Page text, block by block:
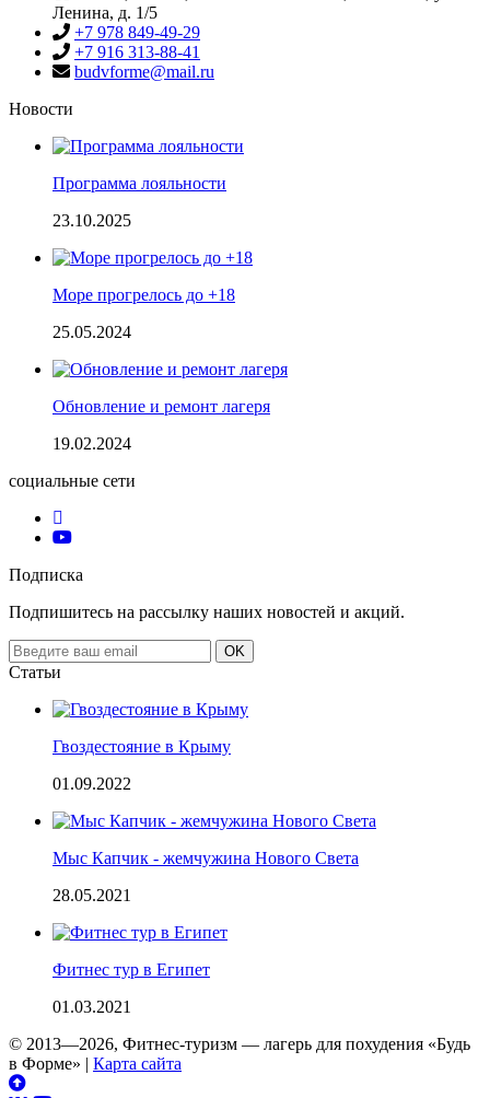
Ленина, д. 1/5
+7 978 849-49-29
+7 916 313-88-41
budvforme@mail.ru
Новости
Программа лояльности
23.10.2025
Море прогрелось до +18
25.05.2024
Обновление и ремонт лагеря
19.02.2024
социальные сети
Подписка
Подпишитесь на рассылку наших новостей и акций.
Email
address
OK
Статьи
Гвоздестояние в Крыму
01.09.2022
Мыс Капчик - жемчужина Нового Света
28.05.2021
Фитнес тур в Египет
01.03.2021
© 2013—2026, Фитнес-туризм — лагерь для похудения «Будь
в Форме» | Карта сайта